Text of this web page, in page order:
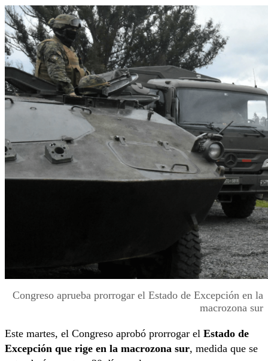
Congreso aprueba prorrogar el Estado de Excepción en la
macrozona sur
Este martes, el Congreso aprobó prorrogar el Estado de
Excepción que rige en la macrozona sur, medida que se